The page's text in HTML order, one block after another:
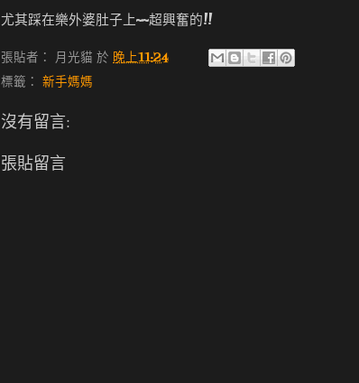
尤其踩在樂外婆肚子上~~超興奮的!!
張貼者： 月光貓 於 晚上11:24
標籤： 新手媽媽
沒有留言:
張貼留言